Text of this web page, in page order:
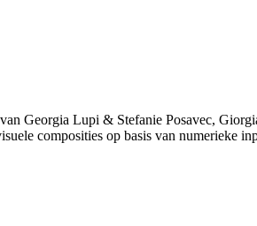
Georgia Lupi & Stefanie Posavec,
composities op basis van numerieke